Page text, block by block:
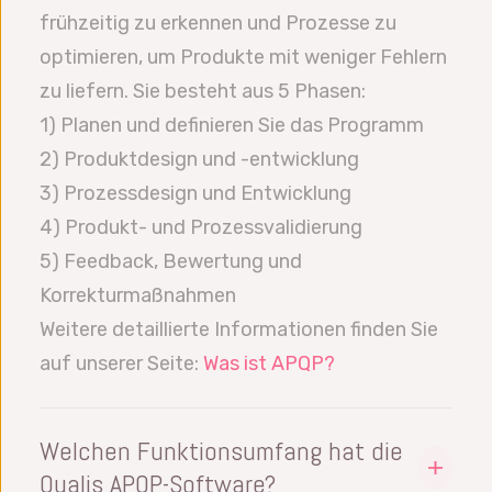
frühzeitig zu erkennen und Prozesse zu
optimieren, um Produkte mit weniger Fehlern
zu liefern. Sie besteht aus 5 Phasen:
1) Planen und definieren Sie das Programm
2) Produktdesign und -entwicklung
3) Prozessdesign und Entwicklung
4) Produkt- und Prozessvalidierung
5) Feedback, Bewertung und
Korrekturmaßnahmen
Weitere detaillierte Informationen finden Sie
auf unserer Seite: Was ist APQP?
Welchen Funktionsumfang hat die
Qualis APQP-Software?